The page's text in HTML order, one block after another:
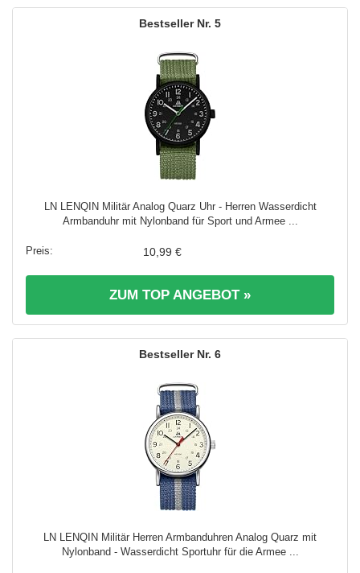
5
LN LENQIN Militär Analog Quarz Uhr - Herren Wasserdicht
Armbanduhr mit Nylonband für Sport und Armee ...
10,99 €
ZUM TOP ANGEBOT »
6
LN LENQIN Militär Herren Armbanduhren Analog Quarz mit
Nylonband - Wasserdicht Sportuhr für die Armee ...